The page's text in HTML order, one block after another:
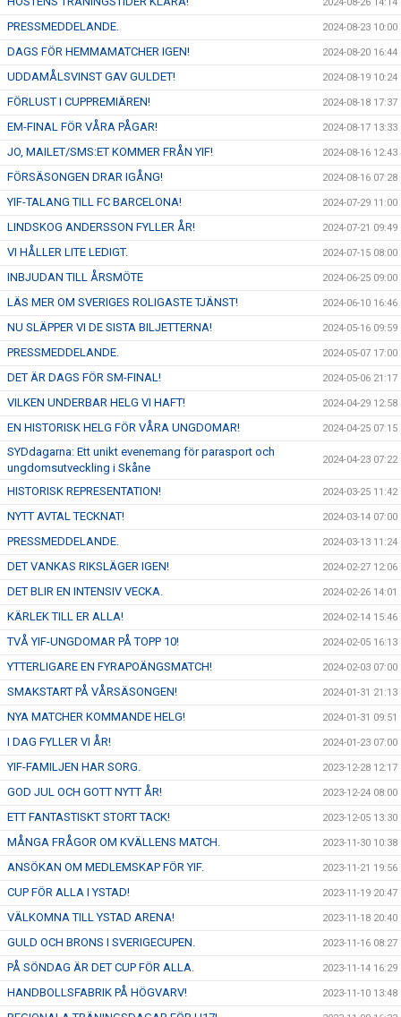
PRESSMEDDELANDE. 2024-08-23 10:00
DAGS FÖR HEMMAMATCHER IGEN! 2024-08-20 16:44
UDDAMÅLSVINST GAV GULDET! 2024-08-19 10:24
FÖRLUST I CUPPREMIÄREN! 2024-08-18 17:37
EM-FINAL FÖR VÅRA PÅGAR! 2024-08-17 13:33
JO, MAILET/SMS:ET KOMMER FRÅN YIF! 2024-08-16 12:43
FÖRSÄSONGEN DRAR IGÅNG! 2024-08-16 07:28
YIF-TALANG TILL FC BARCELONA! 2024-07-29 11:00
LINDSKOG ANDERSSON FYLLER ÅR! 2024-07-21 09:49
VI HÅLLER LITE LEDIGT. 2024-07-15 08:00
INBJUDAN TILL ÅRSMÖTE 2024-06-25 09:00
LÄS MER OM SVERIGES ROLIGASTE TJÄNST! 2024-06-10 16:46
NU SLÄPPER VI DE SISTA BILJETTERNA! 2024-05-16 09:59
PRESSMEDDELANDE. 2024-05-07 17:00
DET ÄR DAGS FÖR SM-FINAL! 2024-05-06 21:17
VILKEN UNDERBAR HELG VI HAFT! 2024-04-29 12:58
EN HISTORISK HELG FÖR VÅRA UNGDOMAR! 2024-04-25 07:15
SYDdagarna: Ett unikt evenemang för parasport och
ungdomsutveckling i Skåne
2024-04-23 07:22
HISTORISK REPRESENTATION! 2024-03-25 11:42
NYTT AVTAL TECKNAT! 2024-03-14 07:00
PRESSMEDDELANDE. 2024-03-13 11:24
DET VANKAS RIKSLÄGER IGEN! 2024-02-27 12:06
DET BLIR EN INTENSIV VECKA. 2024-02-26 14:01
KÄRLEK TILL ER ALLA! 2024-02-14 15:46
TVÅ YIF-UNGDOMAR PÅ TOPP 10! 2024-02-05 16:13
YTTERLIGARE EN FYRAPOÄNGSMATCH! 2024-02-03 07:00
SMAKSTART PÅ VÅRSÄSONGEN! 2024-01-31 21:13
NYA MATCHER KOMMANDE HELG! 2024-01-31 09:51
I DAG FYLLER VI ÅR! 2024-01-23 07:00
YIF-FAMILJEN HAR SORG. 2023-12-28 12:17
GOD JUL OCH GOTT NYTT ÅR! 2023-12-24 08:00
ETT FANTASTISKT STORT TACK! 2023-12-05 13:30
MÅNGA FRÅGOR OM KVÄLLENS MATCH. 2023-11-30 10:38
ANSÖKAN OM MEDLEMSKAP FÖR YIF. 2023-11-21 19:56
CUP FÖR ALLA I YSTAD! 2023-11-19 20:47
VÄLKOMNA TILL YSTAD ARENA! 2023-11-18 20:40
GULD OCH BRONS I SVERIGECUPEN. 2023-11-16 08:27
PÅ SÖNDAG ÄR DET CUP FÖR ALLA. 2023-11-14 16:29
HANDBOLLSFABRIK PÅ HÖGVARV! 2023-11-10 13:48